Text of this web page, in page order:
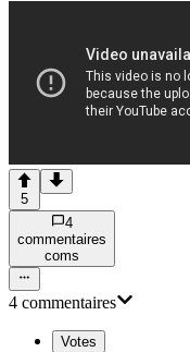
5
4
commentaires
coms
4 commentaires
Votes